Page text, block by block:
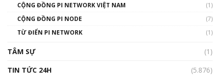
Talkshow 14: MemeCoin – Trò đùa tỷ đô
01:29:26
CỘNG ĐỒNG PI NETWORK VIỆT NAM
(1)
CỘNG ĐỒNG PI NODE
(7)
TỪ ĐIỂN PI NETWORK
(1)
TÂM SỰ
(1)
TIN TỨC 24H
(5.876)